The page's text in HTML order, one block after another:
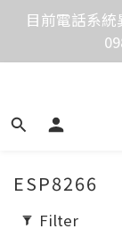
價格均含稅，
目前電話系
價格均含稅，
ESP8266
Filter